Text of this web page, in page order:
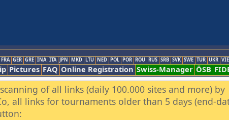
FRA GER GRE INA ITA JPN MKD LTU NED POL POR ROU RUS SRB SVK SWE TUR UKR VIE
Pictures FAQ Online Registration Swiss-Manager ÖSB
of all links (daily 100.000 sites and more) by
all links for tournaments older than 5 days (end-